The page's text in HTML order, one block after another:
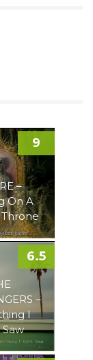
–
On A
9
–
I
6.5